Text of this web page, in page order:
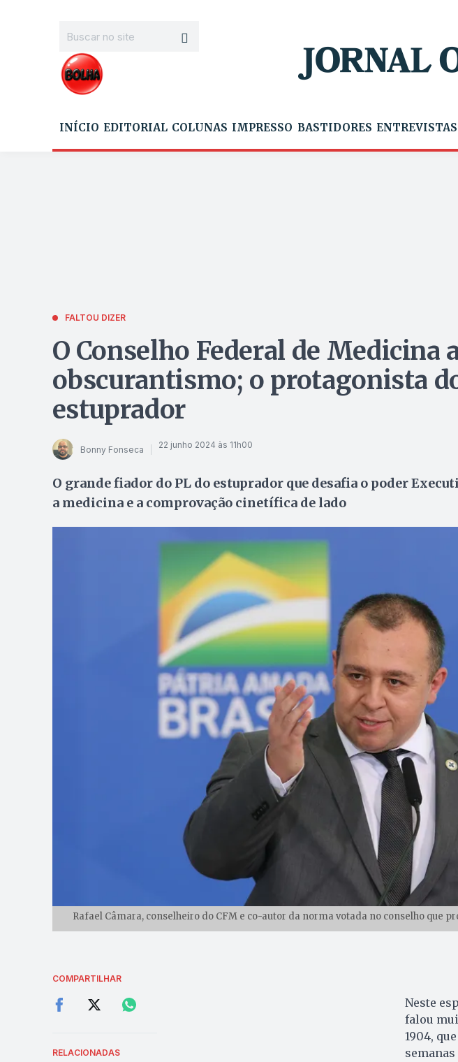
INÍCIO EDITORIAL COLUNAS IMPRESSO BASTIDORES ENTREVISTAS
FALTOU DIZER
O Conselho Federal de Medicina
obscurantismo; o protagonista
estuprador
Bonny Fonseca 22 junho 2024 às 11h00
O grande fiador do PL do estuprador que desafia o poder
a medicina e a comprovação cinetífica de lado
Rafael Câmara, conselheiro do CFM e co-autor da norma votada no conselho que
COMPARTILHAR
RELACIONADAS
Neste
falou
1904,